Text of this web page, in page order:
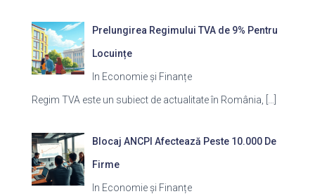
Prelungirea Regimului TVA de 9% Pentru
Locuințe
In Economie și Finanțe
Regim TVA este un subiect de actualitate în România,
Blocaj ANCPI Afectează Peste 10.000 De
Firme
In Economie și Finanțe